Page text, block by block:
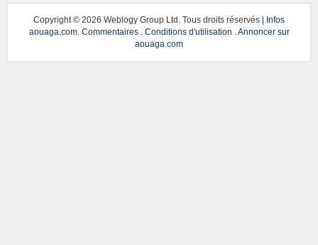
Copyright © 2026 Weblogy Group Ltd. Tous droits réservés | Infos
aouaga.com. Commentaires. Conditions d'utilisation
Annoncer sur
aouaga.com